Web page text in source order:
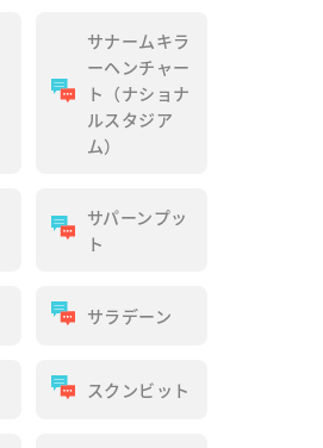
サナームキラ
ーヘンチャー
ト（ナショナ
ルスタジア
ム）
サパーンプッ
ト
サラデーン
スクンビット